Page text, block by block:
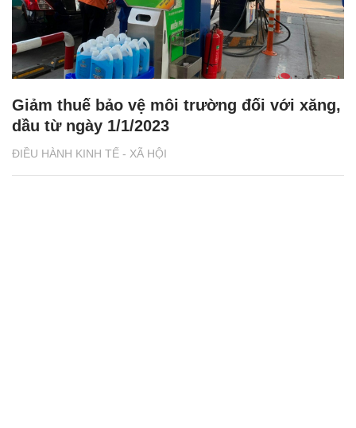
ĐIỀU HÀNH KINH TẾ - XÃ HỘI
Giảm thuế bảo vệ môi trường đối với xăng,
dầu từ ngày 1/1/2023